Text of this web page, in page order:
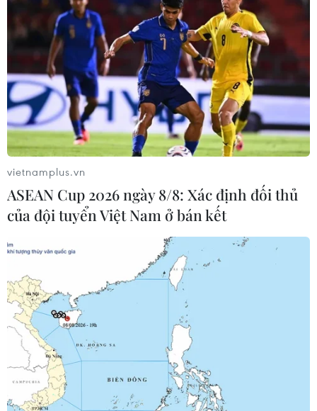
Thêm gần 150 tỷ đồng và 1 triệu liều
vaccine để phòng dịch COVID-19
Bộ trưởng Y tế cho biết để thực hiện những chiến lược
tiếp cận vaccine phòng dịch nhanh và rộng nhất, yếu tố
rất quan trọng là nguồn tài chính đảm bảo, nên sự đóng
góp, ủng hộ của các DN là cần thiết.
vietnamplus.vn
ASEAN Cup 2026 ngày 8/8: Xác định đối thủ
của đội tuyển Việt Nam ở bán kết